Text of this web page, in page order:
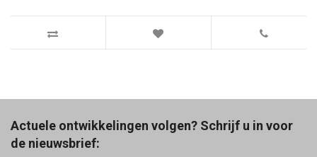
Actuele ontwikkelingen volgen? Schrijf u in voor
de nieuwsbrief: